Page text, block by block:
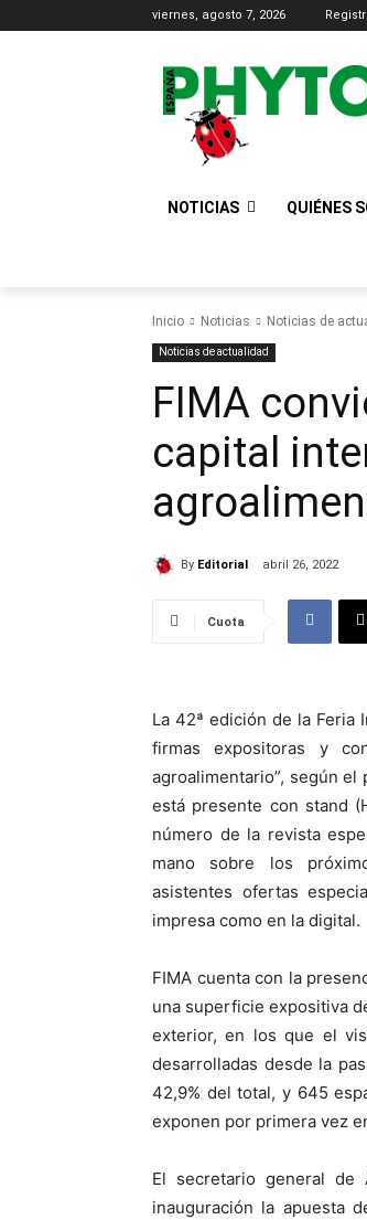
viernes, agosto 7, 2026
NOTICIAS QUIÉNES
Inicio Noticias Noticias de
Noticias de actualidad
FIMA
capital
By Editorial abril 26, 2022
Cuota
La 42ª edición de la Feria
firmas expositoras y
agroalimentario”, según el
está presente con stand
número de la revista
mano sobre los
asistentes ofertas
impresa como en la digital.
FIMA cuenta con la
una superficie expositiva
exterior, en los que el
desarrolladas desde la
42,9% del total, y 645
exponen por primera vez
El secretario general de
inauguración la apuesta